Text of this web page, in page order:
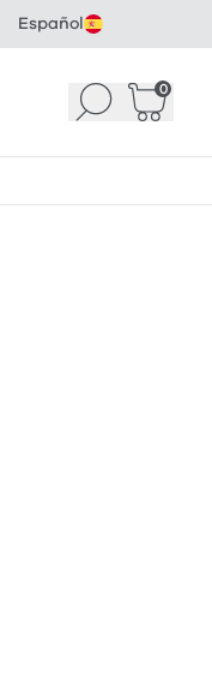
Español
Buscar 0
Cesta